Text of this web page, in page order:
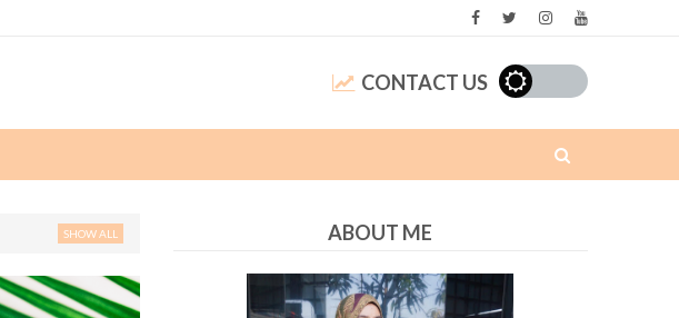
CONTACT US
SHOW ALL ABOUT ME